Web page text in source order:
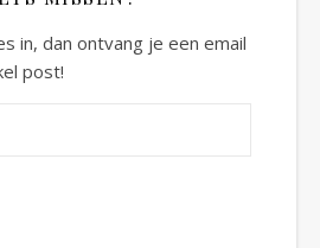
in, dan ontvang je een email
post!